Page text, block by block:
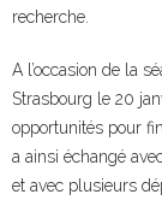
recherche.
A l’occasion de la
Strasbourg le 20
opportunités pour
a ainsi échangé
et avec plusieurs